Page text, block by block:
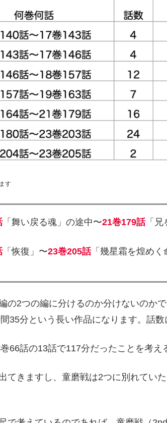
す
「舞い戻る魂」の途中〜21巻179話「兄
「恢復」〜23巻205話「幾星霜を煌めく
の2つの編に分けるのか分けないのか
35分という長い作品になります。話数
66話の13話で117分だったことを考え
てきますし、童磨戦は2つに別れてい